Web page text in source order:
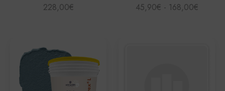
228,00€ 45,90€ - 168,00€